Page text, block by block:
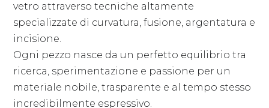
vetro attraverso tecniche altamente
specializzate di curvatura, fusione, argentatura e
incisione.
Ogni pezzo nasce da un perfetto equilibrio tra
ricerca, sperimentazione e passione per un
materiale nobile, trasparente e al tempo stesso
incredibilmente espressivo.